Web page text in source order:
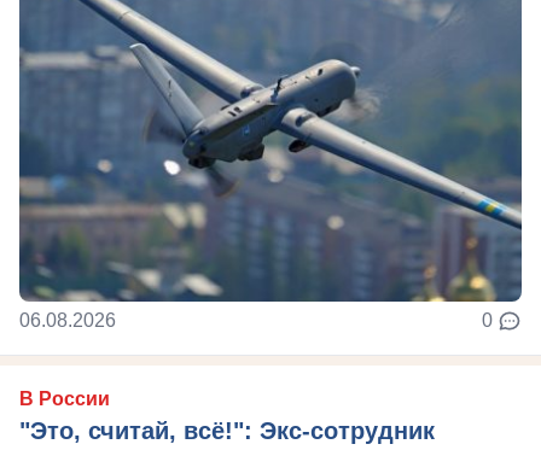
06.08.2026 0
В России
"Это, считай, всё!": Экс-сотрудник